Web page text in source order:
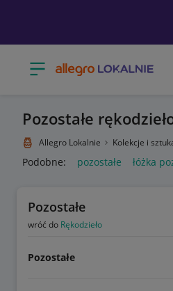
Otwórz menu z kategoriami
Pozostałe
Allegro Lokalnie Kolekcje i
Podobne: pozostałe łóżka
Pozostałe
wróć do Rękodzieło
Pozostałe